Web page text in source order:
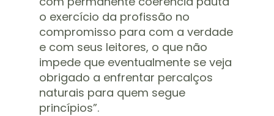
o exercício da profissão no
compromisso para com a verdade
e com seus leitores, o que não
impede que eventualmente se veja
obrigado a enfrentar percalços
naturais para quem segue
princípios”.